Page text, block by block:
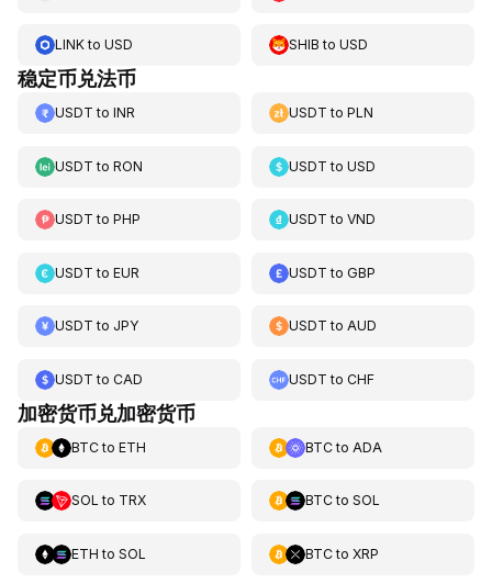
LINKto USD SHIB toUSD
稳定币兑法币
USDT to INR USDT toPLN
USDT to RON USDT toUSD
USDT to PHP USDT toVND
USDT to EUR USDT toGBP
USDT to JPY USDT toAUD
USDT to CAD USDT toCHF
加密货币兑加密货币
BTCto ETH BTCto ADA
SOL to TRX BTCto SOL
ETH to SOL BTCto XRP